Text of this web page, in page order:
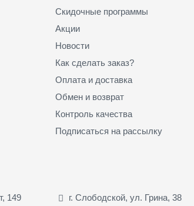
Скидочные программы
Акции
Новости
Как сделать заказ?
Оплата и доставка
Обмен и возврат
Контроль качества
Подписаться на рассылку
149 г. Слободской, ул. Грина, 38